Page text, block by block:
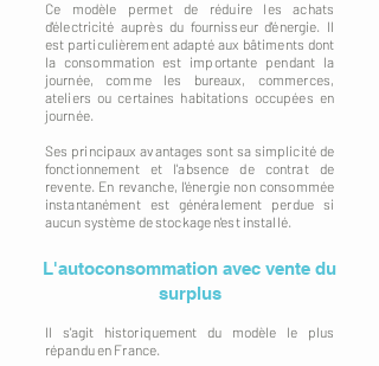
Ce modèle permet de réduire les achats
d'électricité auprès du fournisseur d'énergie. Il
est particulièrement adapté aux bâtiments dont
la consommation est importante pendant la
journée, comme les bureaux, commerces,
ateliers ou certaines habitations occupées en
journée.
Ses principaux avantages sont sa simplicité de
fonctionnement et l'absence de contrat de
revente. En revanche, l'énergie non consommée
instantanément est généralement perdue si
aucun système de stockage n'est installé.
L'autoconsommation avec vente du
surplus
Il s'agit historiquement du modèle le plus
répandu en France.